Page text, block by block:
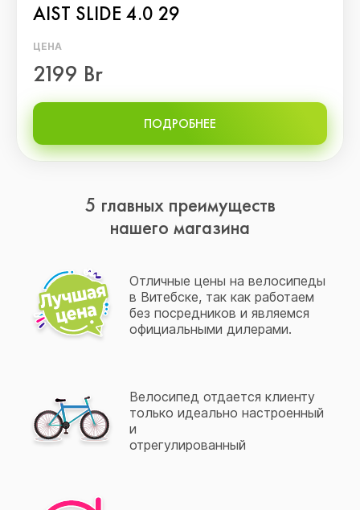
AIST SLIDE 4.0 29
ЦЕНА
2199 Br
ПОДРОБНЕЕ
5 главных преимуществ
нашего магазина
Отличные цены на велосипеды
в Витебске, так как работаем
без посредников и являемся
официальными дилерами.
Велосипед отдается клиенту
только идеально настроенный
и
отрегулированный